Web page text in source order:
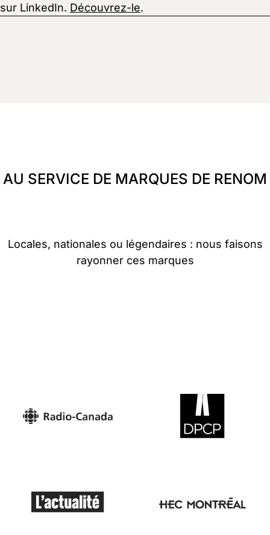
sur LinkedIn. Découvrez-le.
AU SERVICE DE MARQUES DE RENOM
Locales, nationales ou légendaires : nous faisons
rayonner ces marques